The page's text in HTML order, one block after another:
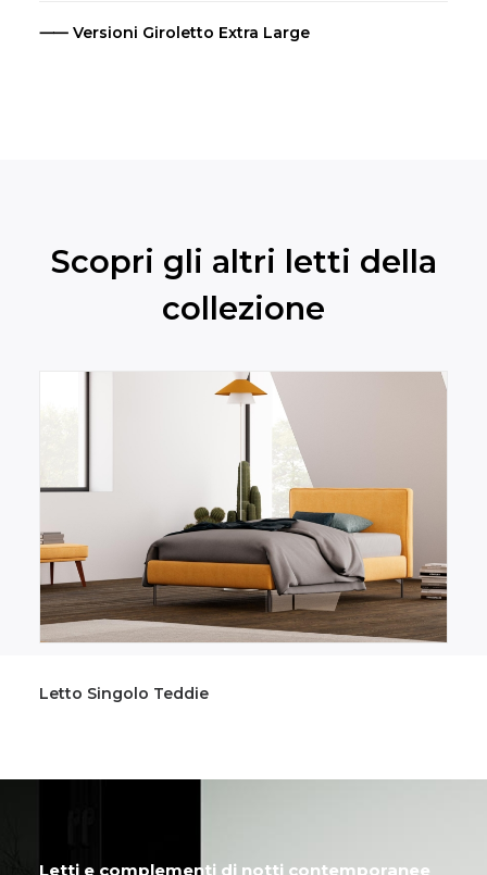
⸺ Versioni Giroletto Extra Large
Scopri gli altri letti della
collezione
Letto Singolo Daniel
Letti e complementi di notti contemporanee